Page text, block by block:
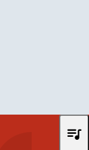
queue_music